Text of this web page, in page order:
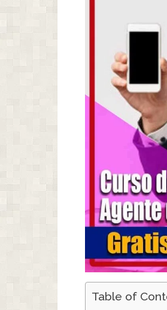
Table of